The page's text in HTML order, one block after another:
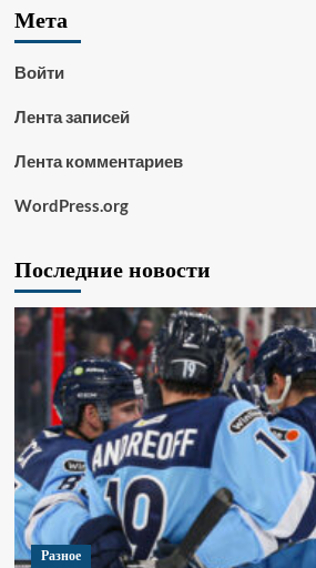
Мета
Войти
Лента записей
Лента комментариев
WordPress.org
Последние новости
Разное